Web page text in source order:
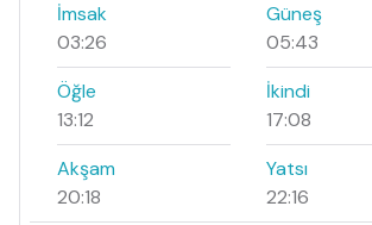
İmsak
03:26
Güneş
05:43
Öğle
13:12
İkindi
17:08
Akşam
20:18
Yatsı
22:16